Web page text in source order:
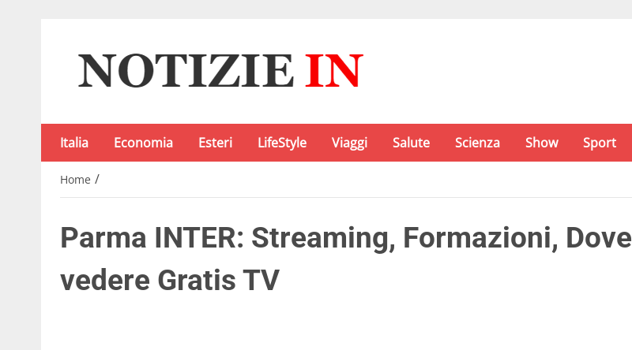
Italia Economia Esteri LifeStyle Viaggi Salute Scienza Show Sport
Home /
Parma INTER: Streaming, Formazioni, Dove
vedere Gratis TV